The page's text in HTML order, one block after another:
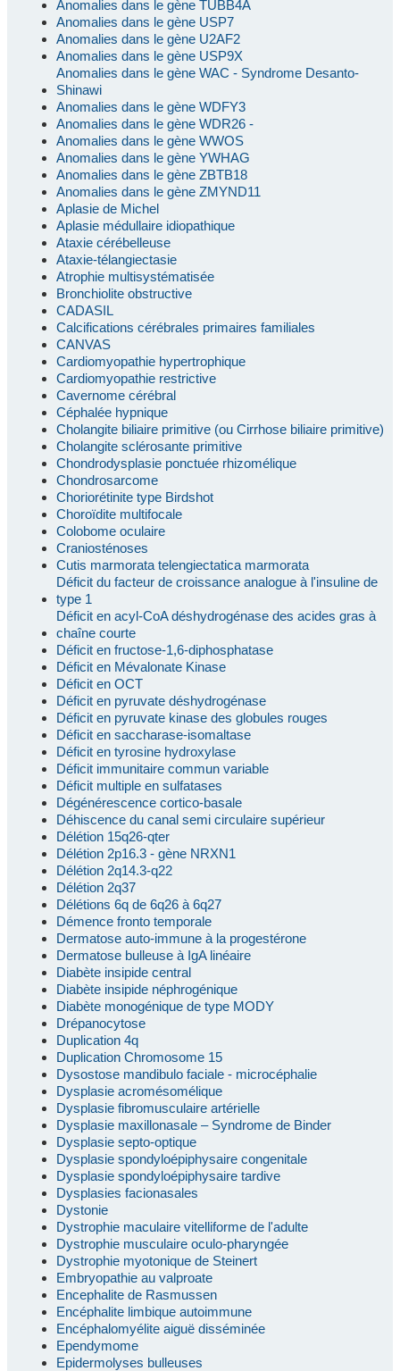
Anomalies dans le gène TUBB4A
Anomalies dans le gène USP7
Anomalies dans le gène U2AF2
Anomalies dans le gène USP9X
Anomalies dans le gène WAC - Syndrome Desanto-
Shinawi
Anomalies dans le gène WDFY3
Anomalies dans le gène WDR26 -
Anomalies dans le gène WWOS
Anomalies dans le gène YWHAG
Anomalies dans le gène ZBTB18
Anomalies dans le gène ZMYND11
Aplasie de Michel
Aplasie médullaire idiopathique
Ataxie cérébelleuse
Ataxie-télangiectasie
Atrophie multisystématisée
Bronchiolite obstructive
CADASIL
Calcifications cérébrales primaires familiales
CANVAS
Cardiomyopathie hypertrophique
Cardiomyopathie restrictive
Cavernome cérébral
Céphalée hypnique
Cholangite biliaire primitive (ou Cirrhose biliaire primitive)
Cholangite sclérosante primitive
Chondrodysplasie ponctuée rhizomélique
Chondrosarcome
Choriorétinite type Birdshot
Choroïdite multifocale
Colobome oculaire
Craniosténoses
Cutis marmorata telengiectatica marmorata
Déficit du facteur de croissance analogue à l'insuline de
type 1
Déficit en acyl-CoA déshydrogénase des acides gras à
chaîne courte
Déficit en fructose-1,6-diphosphatase
Déficit en Mévalonate Kinase
Déficit en OCT
Déficit en pyruvate déshydrogénase
Déficit en pyruvate kinase des globules rouges
Déficit en saccharase-isomaltase
Déficit en tyrosine hydroxylase
Déficit immunitaire commun variable
Déficit multiple en sulfatases
Dégénérescence cortico-basale
Déhiscence du canal semi circulaire supérieur
Délétion 15q26-qter
Délétion 2p16.3 - gène NRXN1
Délétion 2q14.3-q22
Délétion 2q37
Délétions 6q de 6q26 à 6q27
Démence fronto temporale
Dermatose auto-immune à la progestérone
Dermatose bulleuse à IgA linéaire
Diabète insipide central
Diabète insipide néphrogénique
Diabète monogénique de type MODY
Drépanocytose
Duplication 4q
Duplication Chromosome 15
Dysostose mandibulo faciale - microcéphalie
Dysplasie acromésomélique
Dysplasie fibromusculaire artérielle
Dysplasie maxillonasale – Syndrome de Binder
Dysplasie septo-optique
Dysplasie spondyloépiphysaire congenitale
Dysplasie spondyloépiphysaire tardive
Dysplasies facionasales
Dystonie
Dystrophie maculaire vitelliforme de l'adulte
Dystrophie musculaire oculo-pharyngée
Dystrophie myotonique de Steinert
Embryopathie au valproate
Encephalite de Rasmussen
Encéphalite limbique autoimmune
Encéphalomyélite aiguë disséminée
Ependymome
Epidermolyses bulleuses